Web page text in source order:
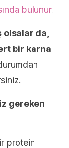
bulunur.
da,
bir karna
gereken
protein